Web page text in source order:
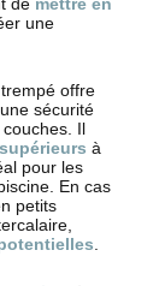
de mettre en
une
offre
sécurité
Il
à
pour les
En cas
petits
.